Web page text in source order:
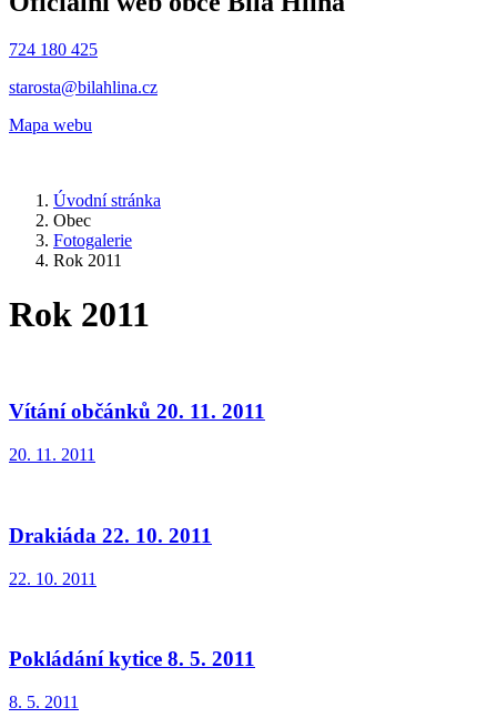
724 180 425
starosta@bilahlina.cz
Mapa webu
Úvodní stránka
Obec
Fotogalerie
Rok 2011
Rok 2011
Vítání občánků 20. 11. 2011
20. 11. 2011
Drakiáda 22. 10. 2011
22. 10. 2011
Pokládání kytice 8. 5. 2011
8. 5. 2011